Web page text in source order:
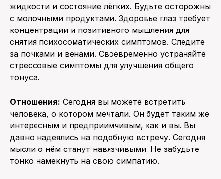
жидкости и состояние лёгких. Будьте осторожны
с молочными продуктами. Здоровье глаз требует
концентрации и позитивного мышления для
снятия психосоматических симптомов. Следите
за почками и венами. Своевременно устраняйте
стрессовые симптомы для улучшения общего
тонуса.
Отношения: Сегодня вы можете встретить
человека, о котором мечтали. Он будет таким же
интересным и предприимчивым, как и вы. Вы
давно надеялись на подобную встречу. Сегодня
мысли о нём станут навязчивыми. Не забудьте
тонко намекнуть на свою симпатию.